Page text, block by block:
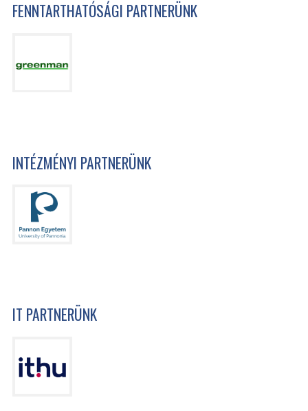
FENNTARTHATÓSÁGI PARTNERÜNK
INTÉZMÉNYI PARTNERÜNK
IT PARTNERÜNK